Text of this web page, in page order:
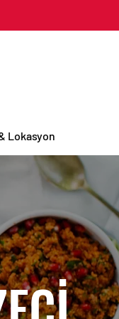
Lokasyon